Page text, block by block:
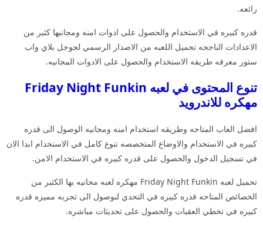
رائعه.
قدره كبيره في الاستخدام والحصول على ادوات امنه ومجانبها كثير من
الاعدادات الناجحه تحميل اللعبه من الاصدار الرسمي لجوجل بلاي واب
ستور معرفه طريقه الاستخدام والحصول على الادوات المجانيه.
تنوع المحتوى في لعبه Friday Night Funkin
مهكره للاندرويد
افضل العاب المتاحه وطريقه استخدام امنه ومجانيه الوصول الى قدره
كبيره في الاستخدام والاوضاع المتخصصه تنوع كامل في الاستخدام ابدا الان
في تسجيل الدخول والحصول على قدره كبيره في الاستخدام الامن.
تحميل لعبه Friday Night Funkin مهكره لعبه مجانيه بها الكثير من
الخصائص المتاحه قدره كبيره في التحدي لنوصول الى تجربه مميزه قدره
كبيره في تخطي العقبات والحصول على تحديثات مباشره.